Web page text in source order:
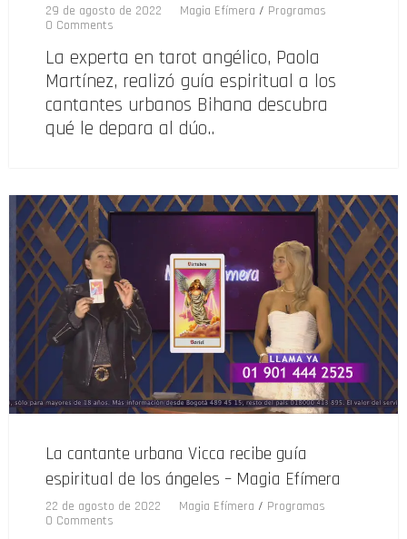
29 de agosto de 2022 Magia Efímera / Programas
0 Comments
La experta en tarot angélico, Paola
Martínez, realizó guía espiritual a los
cantantes urbanos Bihana descubra
qué le depara al dúo..
La cantante urbana Vicca recibe guía
espiritual de los ángeles – Magia Efímera
22 de agosto de 2022 Magia Efímera / Programas
0 Comments